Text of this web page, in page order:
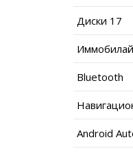
Диски 17
Bluetooth
Android